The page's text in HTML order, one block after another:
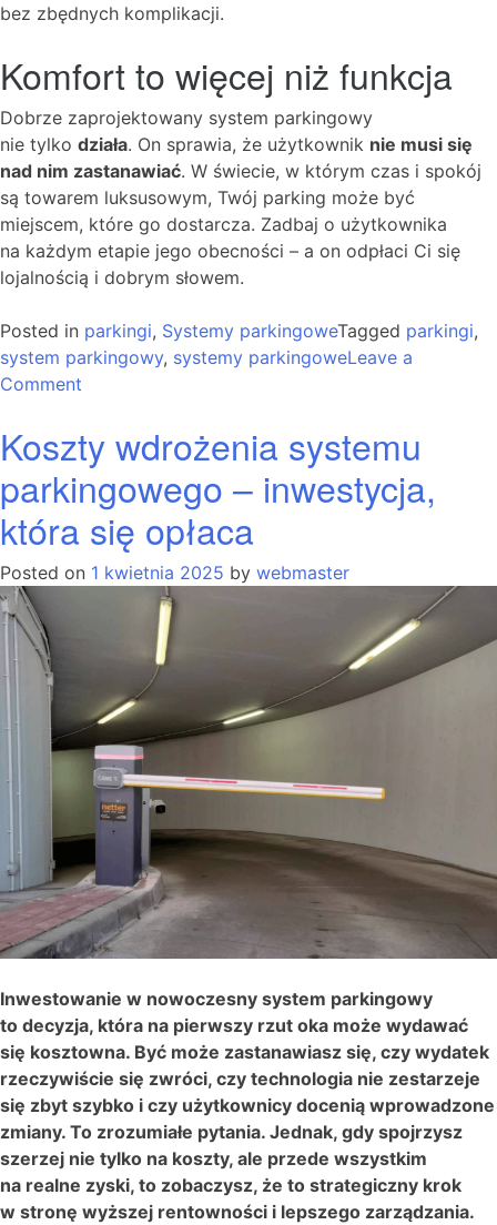
bez zbędnych komplikacji.
Komfort to więcej niż funkcja
Dobrze zaprojektowany system parkingowy
nie tylko działa. On sprawia, że użytkownik nie musi się
nad nim zastanawiać. W świecie, w którym czas i spokój
są towarem luksusowym, Twój parking może być
miejscem, które go dostarcza. Zadbaj o użytkownika
na każdym etapie jego obecności – a on odpłaci Ci się
lojalnością i dobrym słowem.
Posted in parkingi, Systemy parkingoweTagged parkingi,
system parkingowy, systemy parkingoweLeave a
Comment
parkingowe
a komfort
użytkowników
sprawdź
ich
największe
Koszty wdrożenia systemu
parkingowego – inwestycja,
która się opłaca
Posted on 1 kwietnia 2025 by webmaster
Inwestowanie w nowoczesny system parkingowy
to decyzja, która na pierwszy rzut oka może wydawać
się kosztowna. Być może zastanawiasz się, czy wydatek
rzeczywiście się zwróci, czy technologia nie zestarzeje
się zbyt szybko i czy użytkownicy docenią wprowadzone
zmiany. To zrozumiałe pytania. Jednak, gdy spojrzysz
szerzej nie tylko na koszty, ale przede wszystkim
na realne zyski, to zobaczysz, że to strategiczny krok
w stronę wyższej rentowności i lepszego zarządzania.